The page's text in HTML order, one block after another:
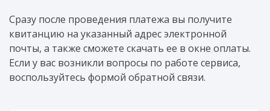
Сразу после проведения платежа вы получите
квитанцию на указанный адрес электронной
почты, а также сможете скачать ее в окне оплаты.
Если у вас возникли вопросы по работе сервиса,
воспользуйтесь формой обратной связи.